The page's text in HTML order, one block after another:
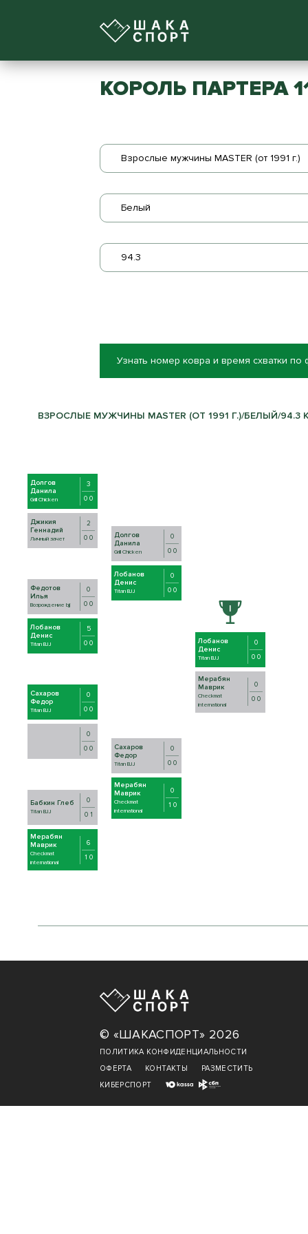
КОРОЛЬ ПАРТЕРА
Взрослые мужчины MASTER (от 1991 г.)
Белый
94.3
Узнать номер ковра и время схватки по
ВЗРОСЛЫЕ МУЖЧИНЫ MASTER (ОТ 1991 Г.)/БЕЛЫЙ/94.3
Долгов
Данила
Grill Chicken
3
0 0
Джикия
Геннадий
Личный зачет
2
0 0
Федотов
Илья
Возрождение bjj
0
0 0
Лобанов
Денис
Titan BJJ
5
0 0
Сахаров
Федор
Titan BJJ
0
0 0
0
0 0
Бабкин Глеб
Titan BJJ
0
0 1
Мерабян
Маврик
Checkmat
international
6
1 0
Долгов
Данила
Grill Chicken
0
0 0
Лобанов
Денис
Titan BJJ
0
0 0
Сахаров
Федор
Titan BJJ
0
0 0
Мерабян
Маврик
Checkmat
international
0
1 0
Лобанов
Денис
Titan BJJ
0
0 0
Мерабян
Маврик
Checkmat
international
0
0 0
© «ШАКАСПОРТ» 2026
ПОЛИТИКА КОНФИДЕНЦИАЛЬНОСТИ
ОФЕРТА
КОНТАКТЫ
РАЗМЕСТИТЬ
КИБЕРСПОРТ